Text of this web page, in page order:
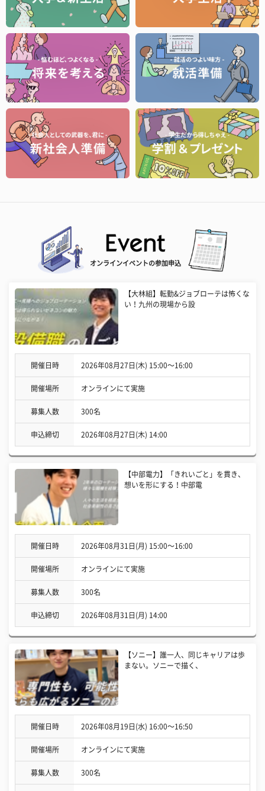
オンラインイベントの参加申込
【大林組】転勤&ジョブローテは怖くな
い！九州の現場から設
開催日時 2026年08月27日(木) 15:00〜16:00
開催場所 オンラインにて実施
募集人数 300名
申込締切 2026年08月27日(木) 14:00
【中部電力】「きれいごと」を貫き、
想いを形にする！中部電
開催日時 2026年08月31日(月) 15:00〜16:00
開催場所 オンラインにて実施
募集人数 300名
申込締切 2026年08月31日(月) 14:00
【ソニー】誰一人、同じキャリアは歩
まない。ソニーで描く、
開催日時 2026年08月19日(水) 16:00〜16:50
開催場所 オンラインにて実施
募集人数 300名